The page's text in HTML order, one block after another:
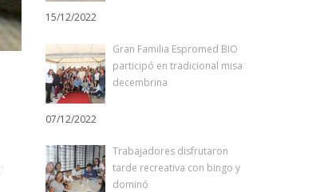
15/12/2022
Gran Familia Espromed BIO
participó en tradicional misa
decembrina
07/12/2022
Trabajadores disfrutaron
tarde recreativa con bingo y
dominó